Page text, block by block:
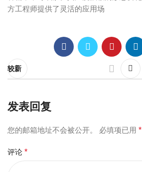
方工程师提供了灵活的应用场
较新
发表回复
您的邮箱地址不会被公开。 必填项已用 *
评论 *